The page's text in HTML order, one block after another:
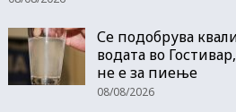
Се подобрува
водата во
не е за пиење
08/08/2026